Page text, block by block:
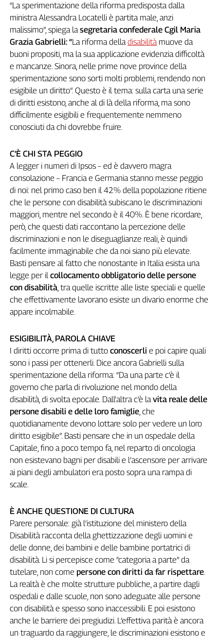
trasmissioni
tv
Work
in
Progress
L'Italia
nel
Lavoro
Territori
Abruzzo-
Adige
Basilicata
Calabria
Campania
Emilia-
Romagna
Friuli
Venezia
Giulia
Lazio
Liguria
Lombardia
Marche
Piemonte
Sardegna
Sicilia
Toscana
Trentino
Umbria
Valle
D'Aosta
Veneto
Archivio
Storico
1955-
2014
Contatti
La
redazione
Newsletter
Social
“La sperimentazione della riforma predisposta dalla
ministra Alessandra Locatelli è partita male, anzi
malissimo”, spiega lasegretaria confederale Cgil Maria
Grazia Gabrielli: “La riforma delladisabilitàmuove da
buoni propositi, ma la sua applicazione evidenzia difficoltà
e mancanze. Sinora, nelle prime nove province della
sperimentazione sono sorti molti problemi, rendendo non
esigibile un diritto”. Questo è il tema: sulla carta una serie
di diritti esistono, anche al di là della riforma, ma sono
difficilmente esigibili e frequentemente nemmeno
conosciuti da chi dovrebbe fruire.
C’È CHI STA PEGGIO
A legger i numeri di Ipsos – ed è davvero magra
consolazione – Francia e Germania stanno messe peggio
di noi: nel primo caso ben il 42% della popolazione ritiene
che le persone con disabilità subiscano le discriminazioni
maggiori, mentre nel secondo è il 40%. È bene ricordare,
però, che questi dati raccontano la percezione delle
discriminazioni e non le diseguaglianze reali, è quindi
facilmente immaginabile che da noi siano più elevate.
Basti pensare al fatto che nonostante in Italia esista una
legge per ilcollocamento obbligatorio delle persone
con disabilità, tra quelle iscritte alle liste speciali e quelle
che effettivamente lavorano esiste un divario enorme che
appare incolmabile.
ESIGIBILITÀ, PAROLA CHIAVE
I diritti occorre prima di tutto conoscerli e poi capire quali
sono i passi per ottenerli. Dice ancora Gabrielli sulla
sperimentazione della riforma: “Da una parte c’è il
governo che parla di rivoluzione nel mondo della
disabilità, di svolta epocale. Dall'altra c’è lavita reale delle
persone disabili e delle loro famiglie, che
quotidianamente devono lottare solo per vedere un loro
diritto esigibile”. Basti pensare che in un ospedale della
Capitale, fino a poco tempo fa, nel reparto di oncologia
non esistevano bagni per disabili e l’ascensore per arrivare
ai piani degli ambulatori era posto sopra una rampa di
scale.
È ANCHE QUESTIONE DI CULTURA
Parere personale: già l’istituzione del ministero della
Disabilità racconta della ghettizzazione degli uomini e
delle donne, dei bambini e delle bambine portatrici di
disabilità. Li si percepisce come “categoria a parte” da
tutelare, non come persone con diritti da far rispettare.
La realtà è che molte strutture pubbliche, a partire dagli
ospedali e dalle scuole, non sono adeguate alle persone
con disabilità e spesso sono inaccessibili. E poi esistono
anche le barriere dei pregiudizi. L’effettiva parità è ancora
un traguardo da raggiungere, le discriminazioni esistono e